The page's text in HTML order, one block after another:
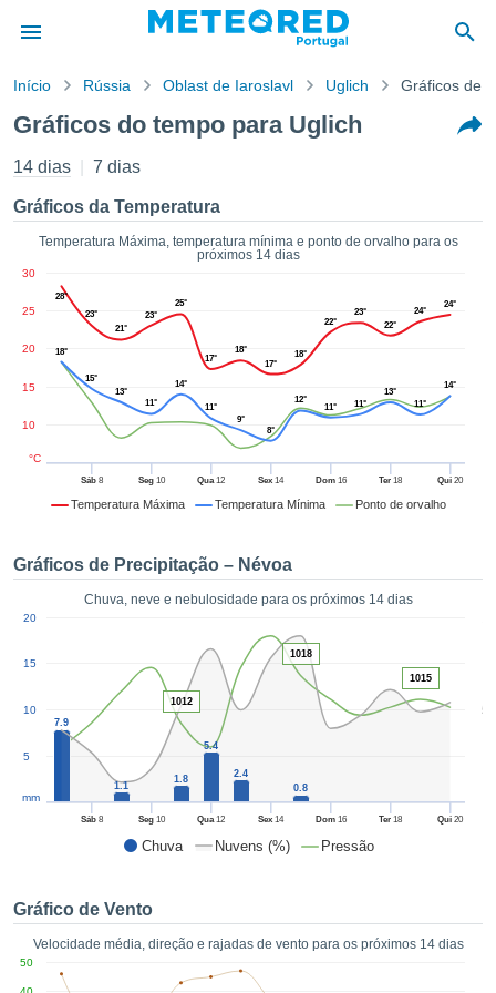
da
foi
por
para
que as
a este
opções:
e
digital
de alta
custo.
o
no
como
um perfil
CONFIGURAÇÕES
Início Rússia Oblast de Iaroslavl Uglich Gráficos de
Gráficos do tempo para Uglich
14 dias 7 dias
Gráficos da Temperatura
Temperatura Máxima, temperatura mínima e ponto de orvalho para os
próximos 14 dias
Temperatura Máxima Temperatura Mínima Ponto de orvalho
Sáb8 Seg10 Qua12 Sex 14 Dom16 Ter 18 Qui 20
10
15
20
25
30
°C
28°
23°
21°
23°
25°
17°
18°
17°
18°
22°
23°
22°
24°
24°
18°
15°
13°
11°
14°
11°
9°
8°
12°
11° 11°
13°
11°
14°
Gráficos de Precipitação – Névoa
Chuva, neve e nebulosidade para os próximos 14 dias
Chuva Nuvens (%) Pressão
50
Sáb8 Seg10 Qua12 Sex 14 Dom16 Ter 18 Qui 20
5
10
15
20
mm
7.9
1.1
1.8
5.4
2.4
0.8
1012
1018
1015
Gráfico de Vento
Velocidade média, direção e rajadas de vento para os próximos 14 dias
50